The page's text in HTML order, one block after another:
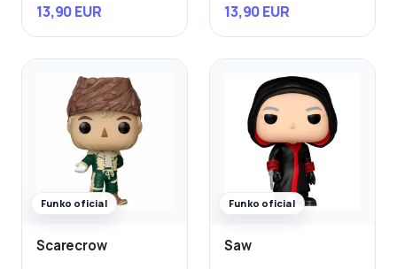
13,90 EUR 13,90 EUR
Funko oficial
Scarecrow
Funko oficial
Saw